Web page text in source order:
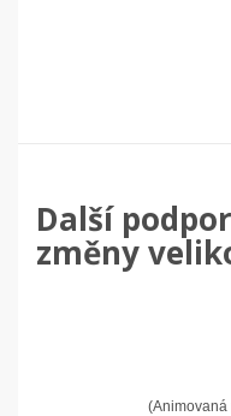
Další
změny